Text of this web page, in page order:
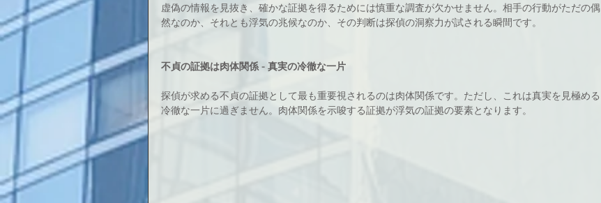
虚偽の情報を見抜き、確かな証拠を得るためには慎重な調査が欠かせません。相手の行動がただの偶
然なのか、それとも浮気の兆候なのか、その判断は探偵の洞察力が試される瞬間です。
不貞の証拠は肉体関係 - 真実の冷徹な一片
探偵が求める不貞の証拠として最も重要視されるのは肉体関係です。ただし、これは真実を見極める
冷徹な一片に過ぎません。肉体関係を示唆する証拠が浮気の証拠の要素となります。